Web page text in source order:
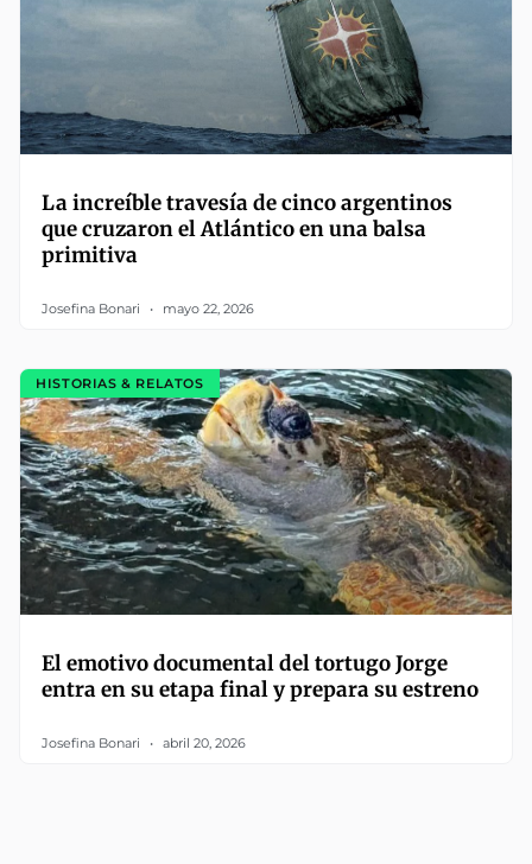
La increíble travesía de cinco argentinos
que cruzaron el Atlántico en una balsa
primitiva
Josefina Bonari mayo 22, 2026
HISTORIAS & RELATOS
El emotivo documental del tortugo Jorge
entra en su etapa final y prepara su estreno
Josefina Bonari abril 20, 2026